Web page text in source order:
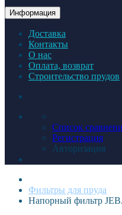
Информация
Доставка
Контакты
О нас
Оплата, возврат
Строительство прудов
Список
Регистрация
Авторизация
Фильтры для пруда
Напорный фильтр